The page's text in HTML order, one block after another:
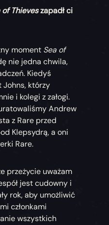
of Thieveszapadł ci
moment Sea of
nie jedna chwila,
Kiedyś
Johns, którzy
i kolegi z załogi.
Andrew
z Rare przed
Klepsydrą, a oni
Rare.
przeżycie uważam
jest cudowny i
rok, aby umożliwić
członkami
wszystkich